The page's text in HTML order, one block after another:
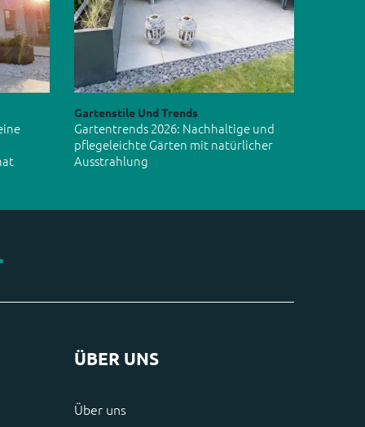
Gartenstile Und Trends
Gartentrends 2026: Nachhaltige und
pflegeleichte Gärten mit natürlicher
Ausstrahlung
ÜBER UNS
Über uns